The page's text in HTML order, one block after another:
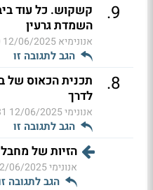
9
.
קשקוש. כל עוד
השמדת גרעין
אנונימיא12/06/2025 10:00
הגב לתגובה זו
8
.
תכנית הכאוס של
לדרך
אנונימי12/06/2025 08:31
הגב לתגובה זו
הזיות של
אנונימי06/2025 10:15
הגב לתגובה